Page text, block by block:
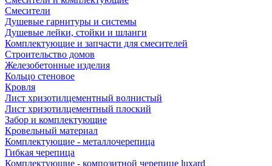
Смесители
Душевые гарнитуры и системы
Душевые лейки, стойки и шланги
Комплектующие и запчасти для смесителей
Строительство домов
Железобетонные изделия
Кольцо стеновое
Кровля
Лист хризотилцементный волнистый
Лист хризотилцементный плоский
Забор и комплектующие
Кровельный материал
Комплектующие - металлочерепица
Гибкая черепица
Комплектующие - композитной черепице luxard